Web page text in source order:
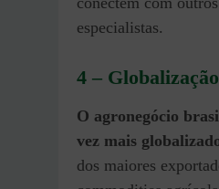
especialistas.
4 – Globalização
O agronegócio
vez mais
dos maiores